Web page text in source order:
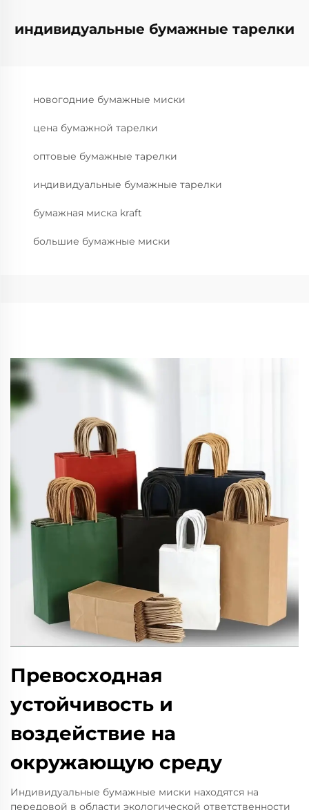
индивидуальные бумажные тарелки
новогодние бумажные миски
цена бумажной тарелки
оптовые бумажные тарелки
индивидуальные бумажные тарелки
бумажная миска kraft
большие бумажные миски
Превосходная
устойчивость и
воздействие на
окружающую среду
Индивидуальные бумажные миски находятся на
передовой в области экологической ответственности